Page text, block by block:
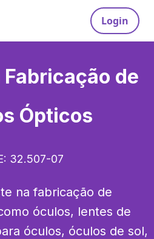
Login
Fabricação de
Ópticos
32.507-07
na fabricação de
óculos, lentes de
óculos, óculos de sol,